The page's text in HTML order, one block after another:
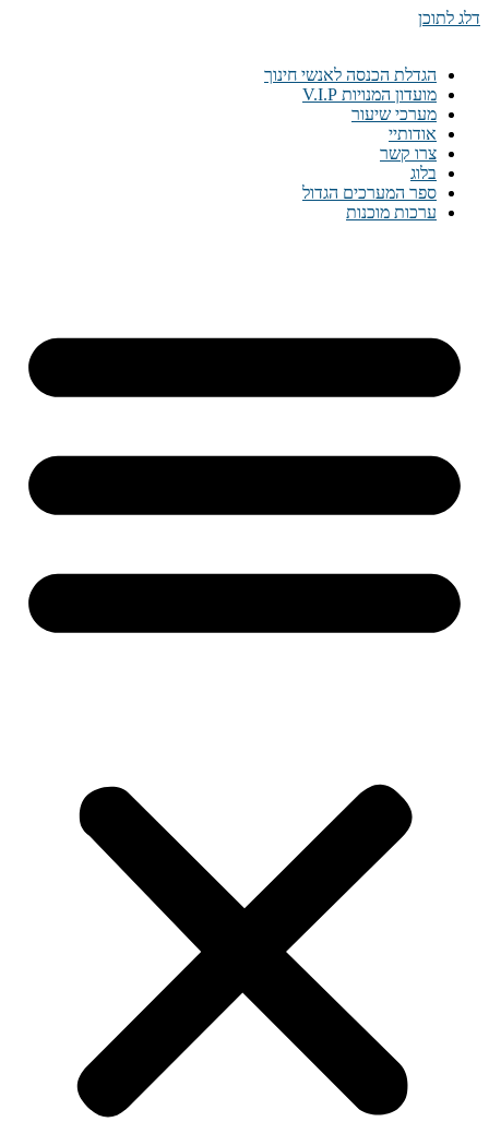
דלג לתוכן
הגדלת הכנסה לאנשי חינוך
מועדון המנויות V.I.P
מערכי שיעור
אודותיי
צרו קשר
בלוג
ספר המערכים הגדול
ערכות מוכנות